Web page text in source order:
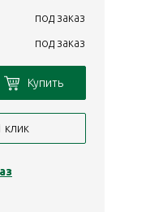
под заказ
под заказ
Купить
клик